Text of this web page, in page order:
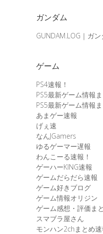
ガンダム
GUNDAM.LOG｜ガ
ゲーム
PS4速報！
PS5最新ゲーム情報
PS5最新ゲーム情報
あまゲー速報
げぇ速
なんJGamers
ゆるゲーマー遅報
わんこーる速報！
ゲーハーKING速報
ゲームだらだら速報
ゲーム好きブログ
ゲーム情報オリジン
ゲーム感想・評価ま
スマブラ屋さん
モンハン2chまとめ